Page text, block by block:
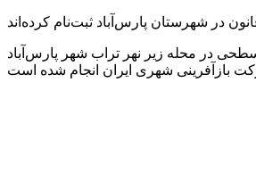
در محله زیر نهر تراب شهر پارس‌آباد